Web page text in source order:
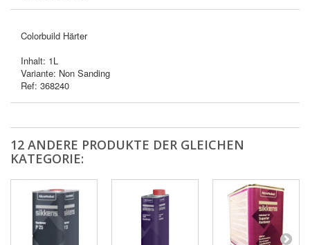
Colorbuild Härter
Inhalt: 1L
Variante: Non Sanding
Ref: 368240
12 ANDERE PRODUKTE DER GLEICHEN
KATEGORIE: